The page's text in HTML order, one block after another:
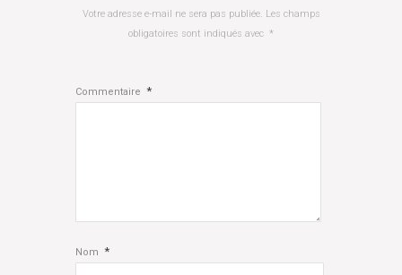
Votre adresse e-mail ne sera pas publiée. Les champs
obligatoires sont indiqués avec *
Commentaire *
Nom *